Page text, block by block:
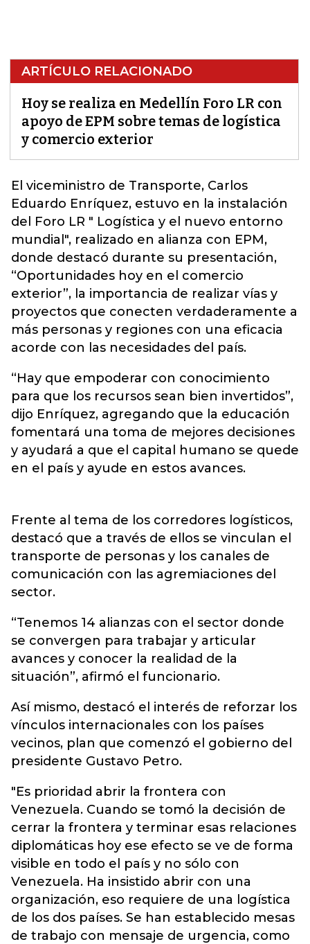
ARTÍCULO RELACIONADO
Hoy se realiza en Medellín Foro LR con
apoyo de EPM sobre temas de logística
y comercio exterior
El viceministro de Transporte, Carlos
Eduardo Enríquez, estuvo en la instalación
del Foro LR " Logística y el nuevo entorno
mundial", realizado en alianza con EPM,
donde destacó durante su presentación,
“Oportunidades hoy en el comercio
exterior”, la importancia de realizar vías y
proyectos que conecten verdaderamente a
más personas y regiones con una eficacia
acorde con las necesidades del país.
“Hay que empoderar con conocimiento
para que los recursos sean bien invertidos”,
dijo Enríquez, agregando que la educación
fomentará una toma de mejores decisiones
y ayudará a que el capital humano se quede
en el país y ayude en estos avances.
Frente al tema de los corredores logísticos,
destacó que a través de ellos se vinculan el
transporte de personas y los canales de
comunicación con las agremiaciones del
sector.
“Tenemos 14 alianzas con el sector donde
se convergen para trabajar y articular
avances y conocer la realidad de la
situación”, afirmó el funcionario.
Así mismo, destacó el interés de reforzar los
vínculos internacionales con los países
vecinos, plan que comenzó el gobierno del
presidente Gustavo Petro.
"Es prioridad abrir la frontera con
Venezuela. Cuando se tomó la decisión de
cerrar la frontera y terminar esas relaciones
diplomáticas hoy ese efecto se ve de forma
visible en todo el país y no sólo con
Venezuela. Ha insistido abrir con una
organización, eso requiere de una logística
de los dos países. Se han establecido mesas
de trabajo con mensaje de urgencia, como